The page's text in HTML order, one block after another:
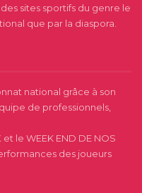
sites sportifs du genre le
que par la diaspora.
national grâce à son
de professionnels,
et le WEEK END DE NOS
des joueurs